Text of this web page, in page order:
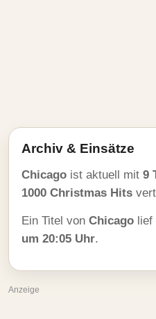
Archiv & Einsätze
Chicago ist aktuell mit 9
1000 Christmas Hits
Ein Titel von Chicago lief
um 20:05 Uhr.
Anzeige